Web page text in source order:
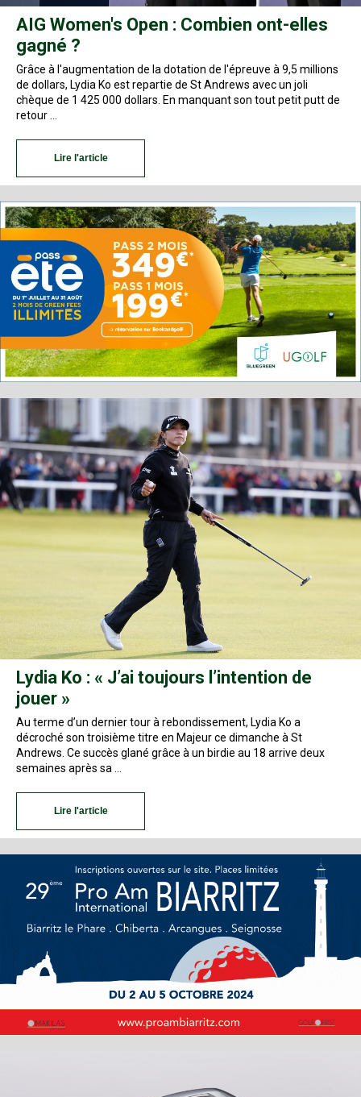
AIG Women's Open : Combien ont-elles
gagné ?
Grâce à l'augmentation de la dotation de l'épreuve à 9,5 millions
de dollars, Lydia Ko est repartie de St Andrews avec un joli
chèque de 1 425 000 dollars. En manquant son tout petit putt de
retour …
Lire l'article
Lydia Ko : « J’ai toujours l’intention de
jouer »
Au terme d’un dernier tour à rebondissement, Lydia Ko a
décroché son troisième titre en Majeur ce dimanche à St
Andrews. Ce succès glané grâce à un birdie au 18 arrive deux
semaines après sa …
Lire l'article